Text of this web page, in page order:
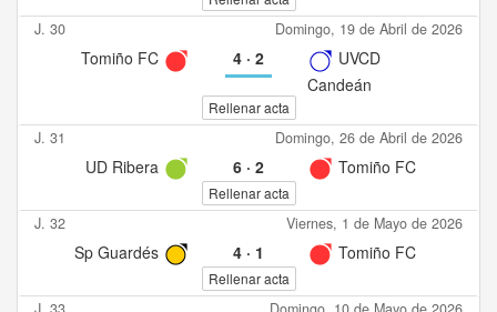
J. 30 Domingo, 19 de Abril de 2026
Tomiño FC 4· 2
UVCD
Candeán
Rellenar acta
J. 31 Domingo, 26 de Abril de 2026
UD Ribera 6· 2 Tomiño FC
Rellenar acta
J. 32 Viernes, 1 de Mayo de 2026
Sp Guardés 4· 1 Tomiño FC
Rellenar acta